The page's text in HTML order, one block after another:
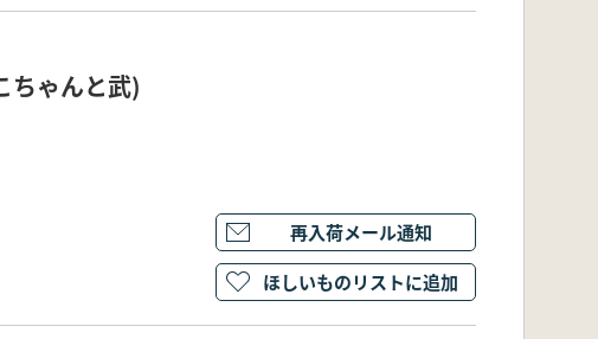
ちゃんと武)
再入荷メール通知
ほしいものリストに追加